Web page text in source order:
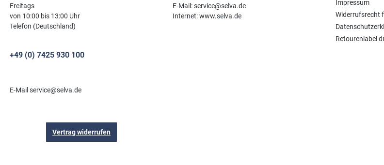
Freitags
von 10:00 bis 13:00 Uhr
Telefon (Deutschland)
+49 (0) 7425 930 100
E-Mail service@selva.de
Vertrag widerrufen
E-Mail: service@selva.de
Internet: www.selva.de
Impressum
Widerrufsrecht
Retourenlabel